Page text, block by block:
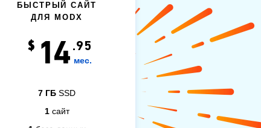
БЫСТРЫЙ САЙТ
ДЛЯ MODX
14 .95
$
мес.
7 ГБ SSD
1сайт